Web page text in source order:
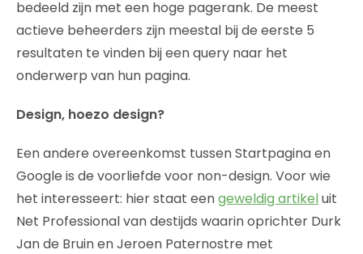
bedeeld zijn met een hoge pagerank. De meest
actieve beheerders zijn meestal bij de eerste 5
resultaten te vinden bij een query naar het
onderwerp van hun pagina.
Design, hoezo design?
Een andere overeenkomst tussen Startpagina en
Google is de voorliefde voor non-design. Voor wie
het interesseert: hier staat eengeweldig artikeluit
Net Professional van destijds waarin oprichter Durk
Jan de Bruin en Jeroen Paternostre met